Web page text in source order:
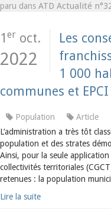
paru dans ATD Actualité
1 er oct.
2022
Les
1 000
communes et EPCI
Population
Article
L’administration a très tôt
population et des strates
Ainsi, pour la seule
collectivités territoriales
retenues : la population
Lire la suite